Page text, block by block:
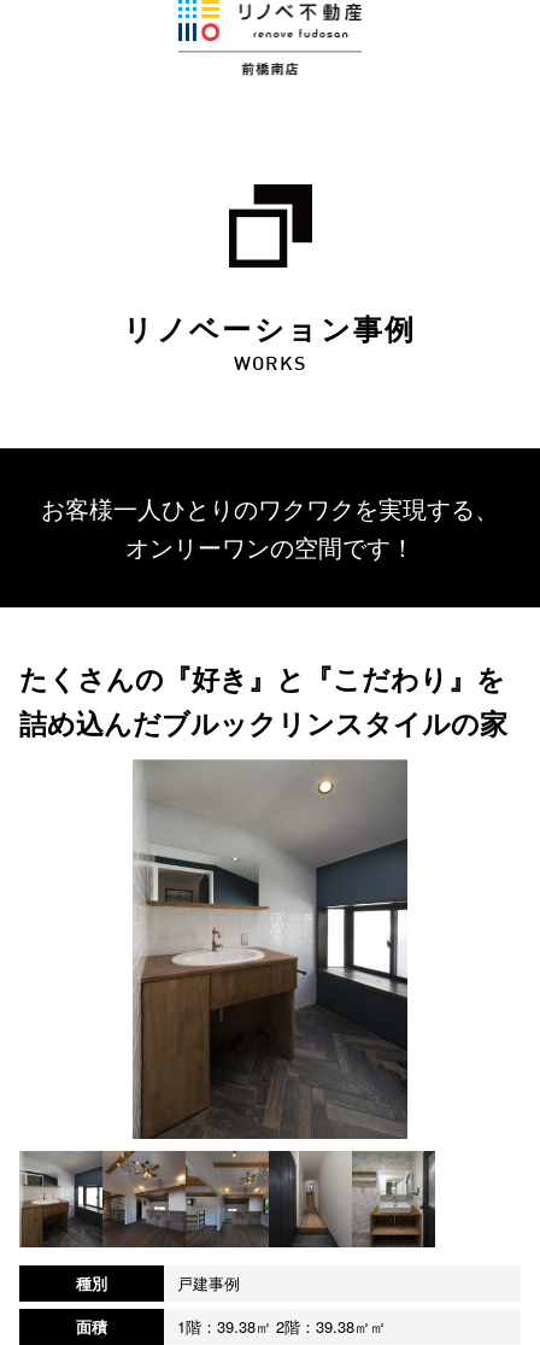
リノベーション事例
WORKS
お客様一人ひとりのワクワクを実現する、
オンリーワンの空間です！
たくさんの『好き』と『こだわり』を
詰め込んだブルックリンスタイルの家
種別
戸建事例
面積
1階：39.38㎡ 2階：39.38㎡㎡